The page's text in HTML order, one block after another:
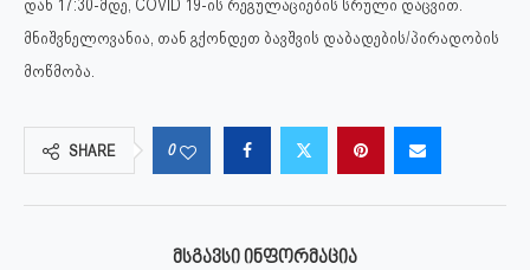
დან 17:30-მდე, COVID 19-ის რეგულაციების სრული დაცვით.
მნიშვნელოვანია, თან გქონდეთ ბავშვის დაბადების/პირადობის
მოწმობა.
SHARE 0
ᲛᲡᲒᲐᲕᲡᲘ ᲘᲜᲤᲝᲠᲛᲐᲪᲘᲐ